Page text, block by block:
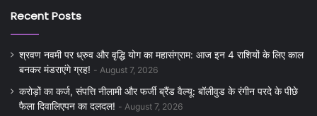
Recent Posts
श्रवण नवमी पर ध्रुव और वृद्धि योग का महासंग्राम: आज इन 4 राशियों के लिए काल
बनकर मंडराएंगे ग्रह!
August 7, 2026
करोड़ों का कर्ज, संपत्ति नीलामी और फर्जी ब्रैंड वैल्यू: बॉलीवुड के रंगीन परदे के पीछे
फैला दिवालिएपन का दलदल!
August 7, 2026